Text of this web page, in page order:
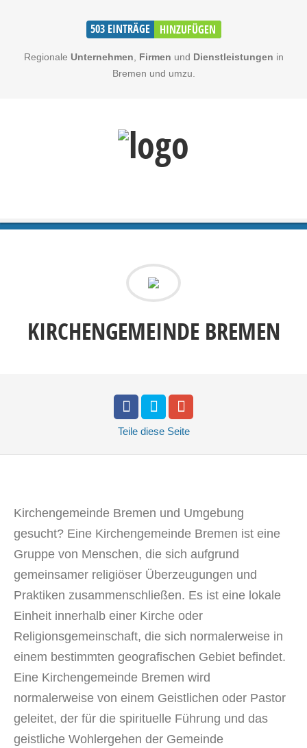
503 EINTRÄGE HINZUFÜGEN
Regionale Unternehmen Firmen und Dienstleistungen in
Bremen und umzu.
KIRCHENGEMEINDE BREMEN
Teile diese Seite
Kirchengemeinde Bremen und Umgebung
gesucht? Eine Kirchengemeinde Bremen ist eine
Gruppe von Menschen, die sich aufgrund
gemeinsamer religiöser Überzeugungen und
Praktiken zusammenschließen. Es ist eine lokale
Einheit innerhalb einer Kirche oder
Religionsgemeinschaft, die sich normalerweise in
einem bestimmten geografischen Gebiet befindet.
Eine Kirchengemeinde Bremen wird
normalerweise von einem Geistlichen oder Pastor
geleitet, der für die spirituelle Führung und das
geistliche Wohlergehen der Gemeinde